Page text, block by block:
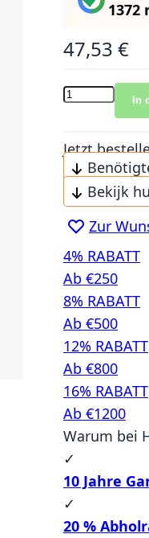
1372
47,53 €
In
Jetzt
Bekijk
Zur
4% RABATT
Ab €250
8% RABATT
Ab €500
12% RABATT
Ab €800
16% RABATT
Ab €1200
Warum bei
✓
10 Jahre
✓
20 %